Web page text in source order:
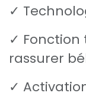
✓
✓
rassurer
✓